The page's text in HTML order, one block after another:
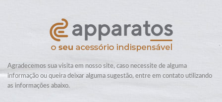
Agradecemos sua visita em nosso site, caso necessite de alguma
informação ou queira deixar alguma sugestão, entre em contato utilizando
as informações abaixo.